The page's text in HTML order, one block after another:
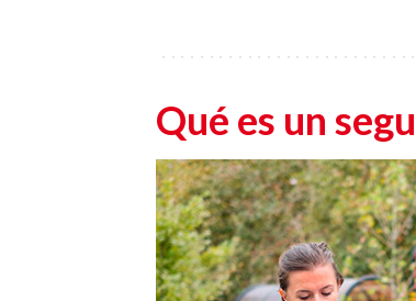
Qué es un